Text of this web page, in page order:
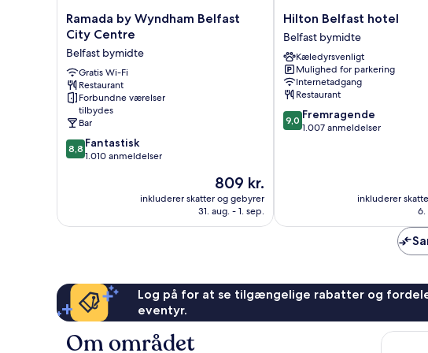
Ramada
by
Wyndham
Belfast
City
Centre
Belfast
bymidte
Ramada by Wyndham Belfast
City Centre
Belfast bymidte
Gratis Wi-Fi
Restaurant
Forbundne værelser
tilbydes
Bar
8.8
ud
anmeldelser
8,8 Fantastisk
1.010 anmeldelser
Prisen
er
809 kr.
809 kr.
inkluderer skatter og gebyrer
31. aug. - 1. sep.
Hilton
Belfast
hotel
Belfast
bymidte
Hilton Belfast hotel
Belfast bymidte
Kæledyrsvenligt
Mulighed for parkering
Internetadgang
Restaurant
9.0
ud
9,0 Fremragende
1.007 anmeldelser
inkluderer
6.
Log på for at se tilgængelige rabatter og
eventyr.
Om området